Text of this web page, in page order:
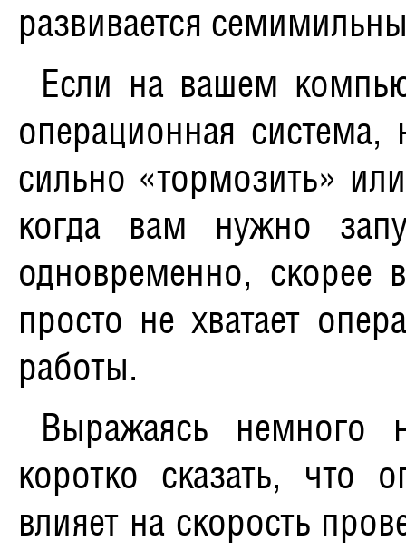
развивается
Если на вашем
операционная
сильно «тормозить»
когда вам нужно
одновременно, скорее
просто не хватает
работы.
Выражаясь немного
коротко сказать, что
влияет на скорость